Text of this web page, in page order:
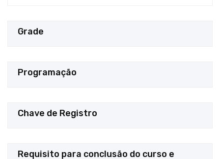
Grade
Programação
Chave de Registro
Requisito para conclusão do curso e